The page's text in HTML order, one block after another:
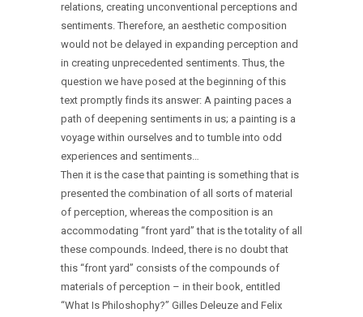
relations, creating unconventional perceptions and
sentiments. Therefore, an aesthetic composition
would not be delayed in expanding perception and
in creating unprecedented sentiments. Thus, the
question we have posed at the beginning of this
text promptly finds its answer: A painting paces a
path of deepening sentiments in us; a painting is a
voyage within ourselves and to tumble into odd
experiences and sentiments…
Then it is the case that painting is something that is
presented the combination of all sorts of material
of perception, whereas the composition is an
accommodating “front yard” that is the totality of all
these compounds. Indeed, there is no doubt that
this “front yard” consists of the compounds of
materials of perception – in their book, entitled
“What Is Philoshophy?” Gilles Deleuze and Felix